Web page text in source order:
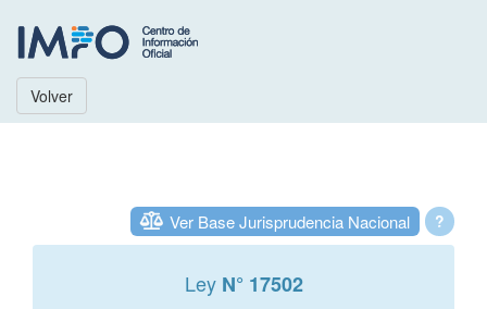
Volver
?
Ver Base Jurisprudencia Nacional
Ley N° 17502